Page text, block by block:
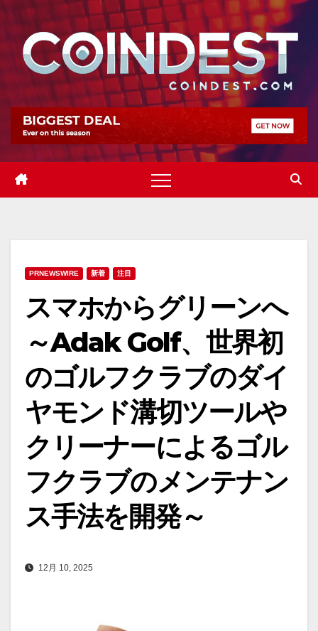
Skip
content
PRNEWSWIRE 新着 注目
スマホからグリーンへ
～Adak Golf、世界初
のゴルフクラブのダイ
ヤモンド溝切ツールや
クリーナーによるゴル
フクラブのメンテナン
ス手法を開発～
12月 10, 2025